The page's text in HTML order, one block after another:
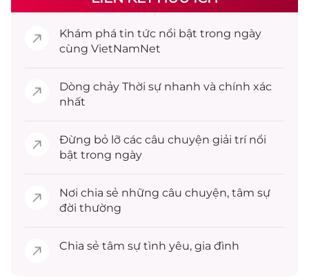
Khám phá tin tức nổi bật trong ngày
cùng VietNamNet
Dòng chảy Thời sự nhanh và chính xác
nhất
Đừng bỏ lỡ các câu chuyện giải trínổi
bật trong ngày
Nơi chia sẻ những câu chuyện, tâm sự
đời thường
Chia sẻ tâm sự tình yêu, gia đình